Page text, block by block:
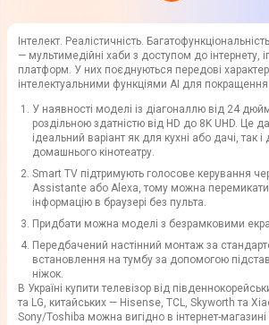
Інтелект. Реалістичність.
— мультимедійні хаби з доступом до інтернету,
платформ. У них поєднуються передові
інтелектуальними функціями AI для
У наявності моделі із діагоналлю від 24
роздільною здатністю від HD до 8K UHD. Це
ідеальний варіант як для кухні або дачі, так
домашнього кінотеатру.
Smart TV підтримують голосове керування
Assistante або Alexa, тому можна
інформацію в браузері без пульта.
Придбати можна моделі з безрамковими
Передбачений настінний монтаж за
встановлення на тумбу за допомогою
ніжок.
В Україні купити телевізор від
та LG, китайських — Hisense, TCL, Skyworth та
Sony/Toshiba можна вигідно в інтернет-магазині